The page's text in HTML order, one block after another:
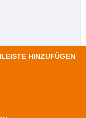
HINZUFÜGEN